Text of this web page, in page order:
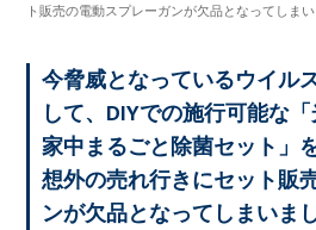
ト販売の電動スプレーガンが欠品となってしま
今脅威となっているウイル
して、DIYでの施行可能な
家中まるごと除菌セット」
想外の売れ行きにセット販
ンが欠品となってしまいま